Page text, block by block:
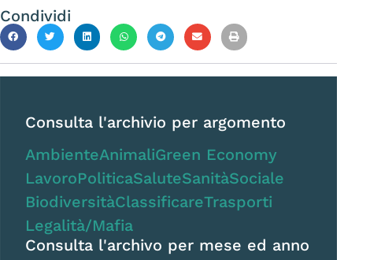
Condividi
Consulta l'archivio per argomento
AmbienteAnimaliGreen Economy
LavoroPoliticaSaluteSanitàSociale
BiodiversitàClassificareTrasporti
Legalità/Mafia
Consulta l'archivo per mese ed anno